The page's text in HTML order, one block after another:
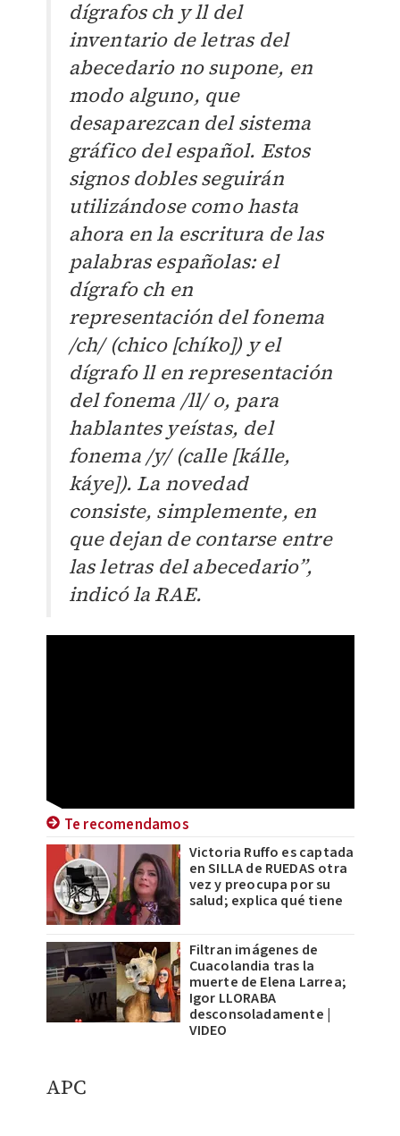
dígrafos ch y ll del
inventario de letras del
abecedario no supone, en
modo alguno, que
desaparezcan del sistema
gráfico del español. Estos
signos dobles seguirán
utilizándose como hasta
ahora en la escritura de las
palabras españolas: el
dígrafo ch en
representación del fonema
/ch/ (chico [chíko]) y el
dígrafo ll en representación
del fonema /ll/ o, para
hablantes yeístas, del
fonema /y/ (calle [kálle,
káye]). La novedad
consiste, simplemente, en
que dejan de contarse entre
las letras del abecedario”,
indicó la RAE.
Te recomendamos
Victoria Ruffo es captada
en SILLA de RUEDAS otra
vez y preocupa por su
salud; explica qué tiene
Filtran imágenes de
Cuacolandia tras la
muerte de Elena Larrea;
Igor LLORABA
desconsoladamente |
VIDEO
APC